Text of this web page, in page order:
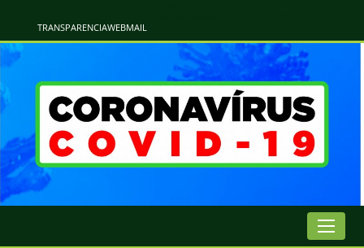
TRANSPARENCIAWEBMAIL